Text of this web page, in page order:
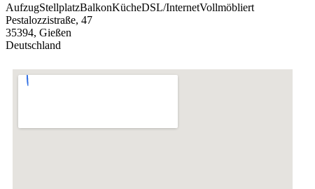
AufzugStellplatzBalkonKücheDSL/InternetVollmöbliert
Pestalozzistraße, 47
35394, Gießen
Deutschland